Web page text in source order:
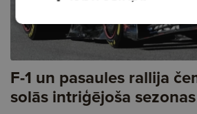
F-1 un pasaules rallija
solās intriģējoša